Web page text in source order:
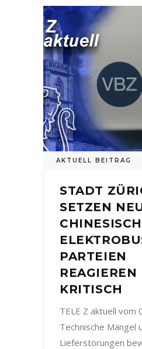
AKTUELL BEITRAG
STADT
SETZEN
PARTEIEN
REAGIEREN
KRITISCH
TELE Z aktuell vom
Technische Mängel
Lieferstörungen